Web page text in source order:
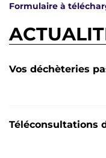
Formulaire à
Vos déchèteries
Téléconsultations